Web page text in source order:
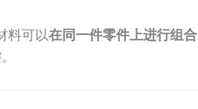
料可以在同一件零件上进行组合